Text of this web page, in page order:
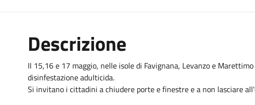
Descrizione
Il 15,16 e 17 maggio, nelle isole di Favignana, Levanzo e
disinfestazione adulticida.
Si invitano i cittadini a chiudere porte e finestre e a non lasciare